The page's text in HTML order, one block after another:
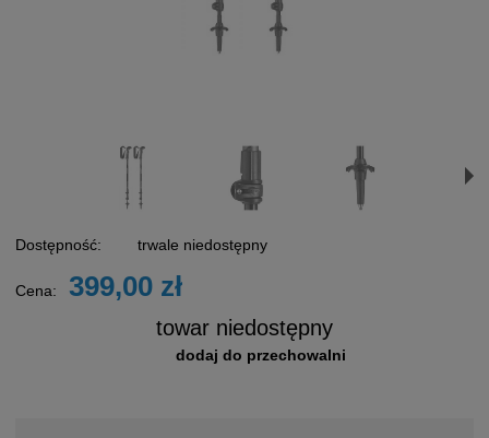
Dostępność: trwale niedostępny
Cena: 399,00 zł
towar niedostępny
dodaj do przechowalni